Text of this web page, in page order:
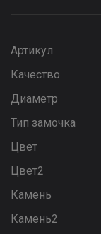
Артикул
Качество
Диаметр
Тип замочка
Цвет
Цвет2
Камень
Камень2